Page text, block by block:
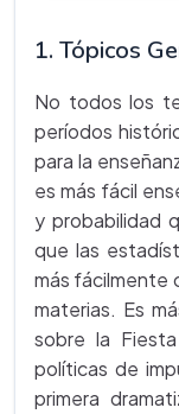
1. Tópicos
No todos los
períodos
para la
es más fácil
y probabilidad
que las
más fácilmente
materias. Es
sobre la
políticas de
primera